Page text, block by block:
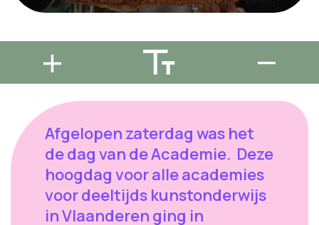
Afgelopen zaterdag was het
de dag van de Academie. Deze
hoogdag voor alle academies
voor deeltijds kunstonderwijs
in Vlaanderen ging in